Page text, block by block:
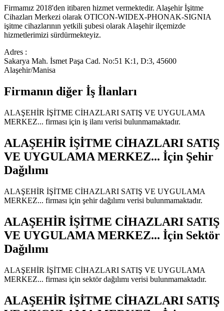
Firmamız 2018'den itibaren hizmet vermektedir. Alaşehir İşitme
Cihazları Merkezi olarak OTICON-WIDEX-PHONAK-SIGNIA
işitme cihazlarının yetkili şubesi olarak Alaşehir ilçemizde
hizmetlerimizi sürdürmekteyiz.
Adres :
Sakarya Mah. İsmet Paşa Cad. No:51 K:1, D:3, 45600
Alaşehir/Manisa
Firmanın diğer İş İlanları
ALAŞEHİR İŞİTME CİHAZLARI SATIŞ VE UYGULAMA
MERKEZ... firması için iş ilanı verisi bulunmamaktadır.
ALAŞEHİR İŞİTME CİHAZLARI SATIŞ
VE UYGULAMA MERKEZ... İçin Şehir
Dağılımı
ALAŞEHİR İŞİTME CİHAZLARI SATIŞ VE UYGULAMA
MERKEZ... firması için şehir dağılımı verisi bulunmamaktadır.
ALAŞEHİR İŞİTME CİHAZLARI SATIŞ
VE UYGULAMA MERKEZ... İçin Sektör
Dağılımı
ALAŞEHİR İŞİTME CİHAZLARI SATIŞ VE UYGULAMA
MERKEZ... firması için sektör dağılımı verisi bulunmamaktadır.
ALAŞEHİR İŞİTME CİHAZLARI SATIŞ